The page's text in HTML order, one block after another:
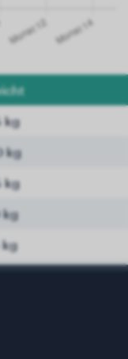
kg
kg
kg
kg
kg